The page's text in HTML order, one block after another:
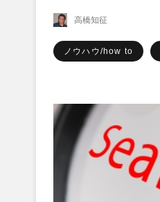
高橋知征
ノウハウ/how to